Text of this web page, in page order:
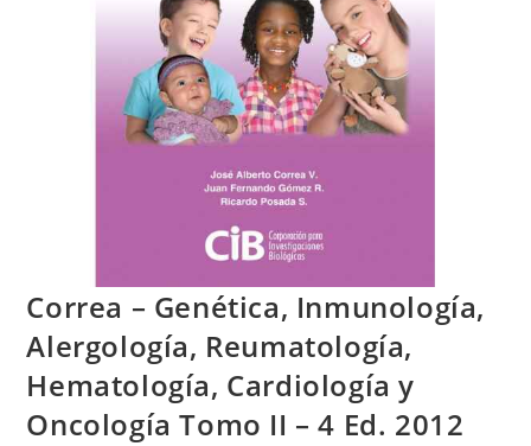
Correa – Genética, Inmunología,
Alergología, Reumatología,
Hematología, Cardiología y
Oncología Tomo II – 4 Ed. 2012